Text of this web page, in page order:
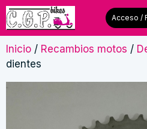
Saltar
al
contenido
Acceso /
Inicio / Recambios motos /
dientes